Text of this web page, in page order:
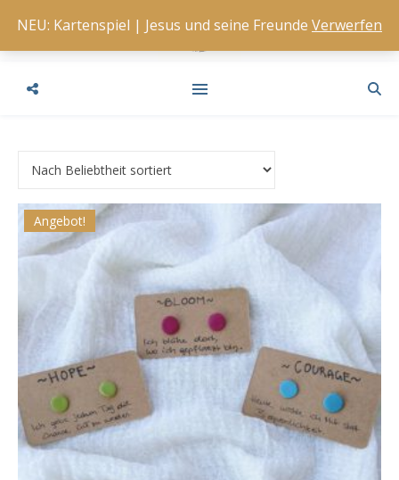
Angebot!
NEU: Kartenspiel | Jesus und seine Freunde Verwerfen